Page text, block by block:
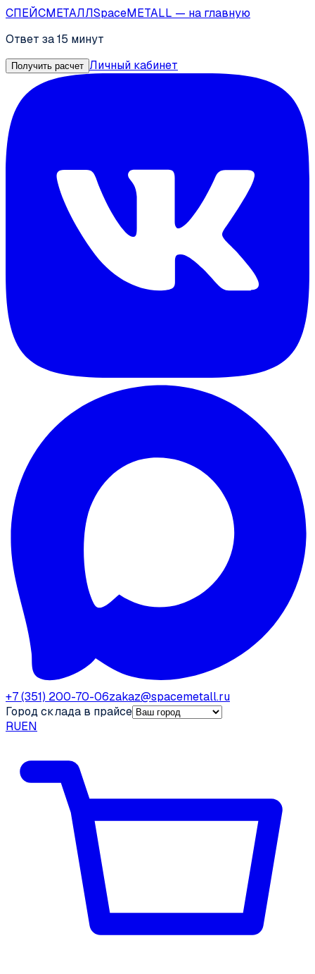
СПЕЙСМЕТАЛЛSpaceMETALL — на главную
Ответ за 15 минут
Получить расчет Личный кабинет
+7 (351) 200-70-06zakaz@spacemetall.ru
Город склада в прайсе
RUEN